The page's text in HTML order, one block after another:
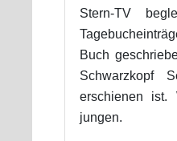
Stern-TV
Buch
Schwarzkopf
erschienen
jungen.